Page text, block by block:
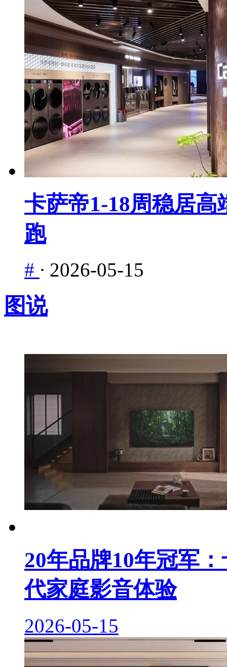
卡萨帝1-18周稳居
跑
# · 2026-05-15
图说
20年品牌10年冠军
代家庭影音体验
2026-05-15